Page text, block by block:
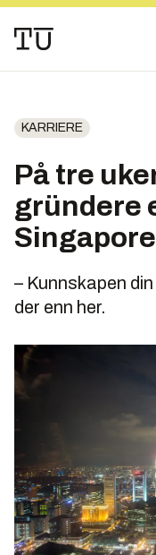
KARRIERE
På tre
gründere
– Kunnskapen
der enn her.